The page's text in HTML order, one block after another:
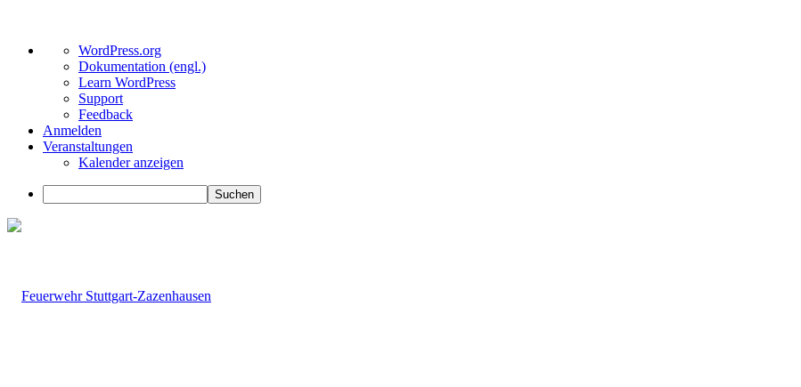
Über
WordPress
WordPress.org
Dokumentation (engl.)
Learn WordPress
Support
Feedback
Anmelden
Veranstaltungen
Kalender anzeigen
Suchen